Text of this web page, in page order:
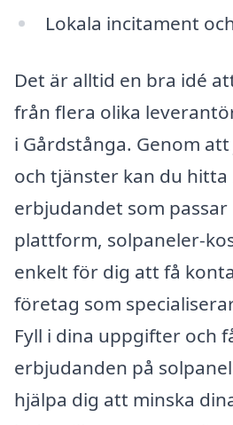
Lokala incitament
Det är alltid en bra idé
från flera olika
i Gårdstånga. Genom
och tjänster kan du hitta
erbjudandet som passar
plattform, solpaneler-
enkelt för dig att få
företag som
Fyll i dina uppgifter och
erbjudanden på
hjälpa dig att minska